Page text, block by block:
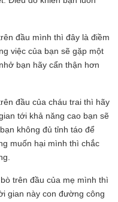
đầu mình thì đây là điềm
việc của bạn sẽ gặp một
bạn hãy cẩn thận hơn
đầu của cháu trai thì hãy
tới khả năng cao bạn sẽ
không đủ tỉnh táo để
muốn hại mình thì chắc
trên đầu của mẹ mình thì
gian này con đường công